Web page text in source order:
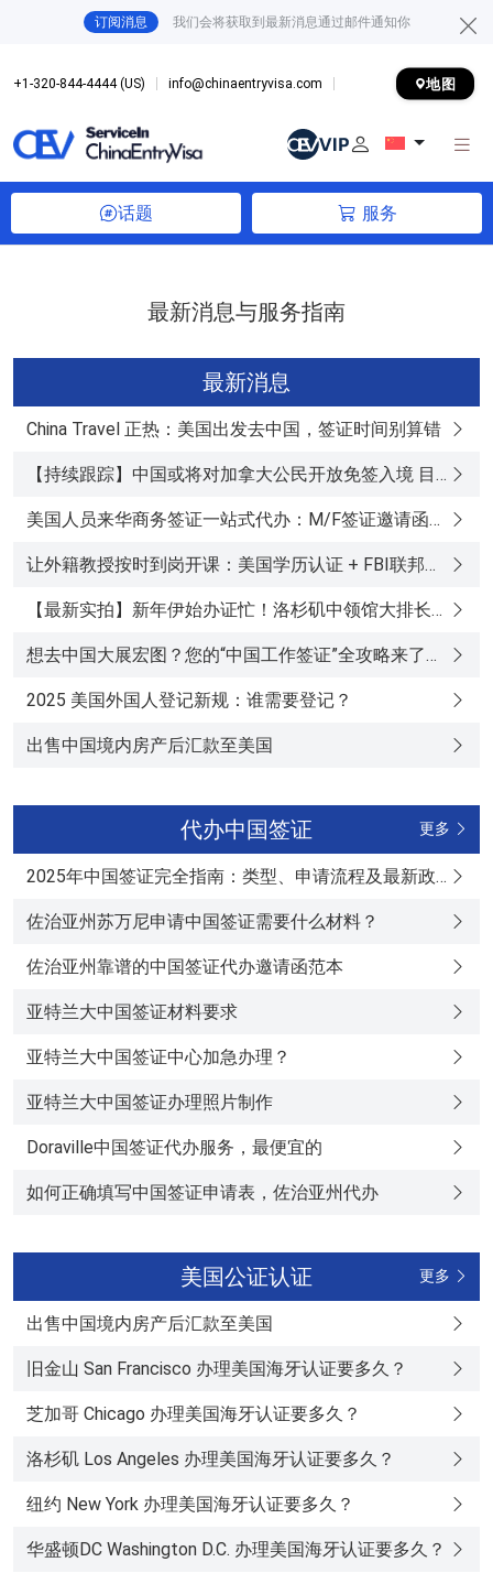
订阅消息 我们会将获取到最新消息通过邮件通知你
+1-320-844-4444 (US) info@chinaentryvisa.com 地图
话题 服务
最新消息与服务指南
最新消息
China Travel 正热：美国出发去中国，签证时间别算错
【持续跟踪】中国或将对加拿大公民开放免签入境 目前尚未正式生效
美国人员来华商务签证一站式代办：M/F签证邀请函、签证填表与全美五大办公室双语服务
让外籍教授按时到岗开课：美国学历认证 + FBI联邦无犯罪Apostille + 中国签证全流程支持
【最新实拍】新年伊始办证忙！洛杉矶中领馆大排长龙，平均等待需1-2小时
想去中国大展宏图？您的“中国工作签证”全攻略来了！（附保姆级流程）
2025 美国外国人登记新规：谁需要登记？
出售中国境内房产后汇款至美国
代办中国签证 更多
2025年中国签证完全指南：类型、申请流程及最新政策
佐治亚州苏万尼申请中国签证需要什么材料？
佐治亚州靠谱的中国签证代办邀请函范本
亚特兰大中国签证材料要求
亚特兰大中国签证中心加急办理？
亚特兰大中国签证办理照片制作
Doraville中国签证代办服务，最便宜的
如何正确填写中国签证申请表，佐治亚州代办
美国公证认证 更多
出售中国境内房产后汇款至美国
旧金山 San Francisco 办理美国海牙认证要多久？
芝加哥 Chicago 办理美国海牙认证要多久？
洛杉矶 Los Angeles 办理美国海牙认证要多久？
纽约 New York 办理美国海牙认证要多久？
华盛顿DC Washington D.C. 办理美国海牙认证要多久？